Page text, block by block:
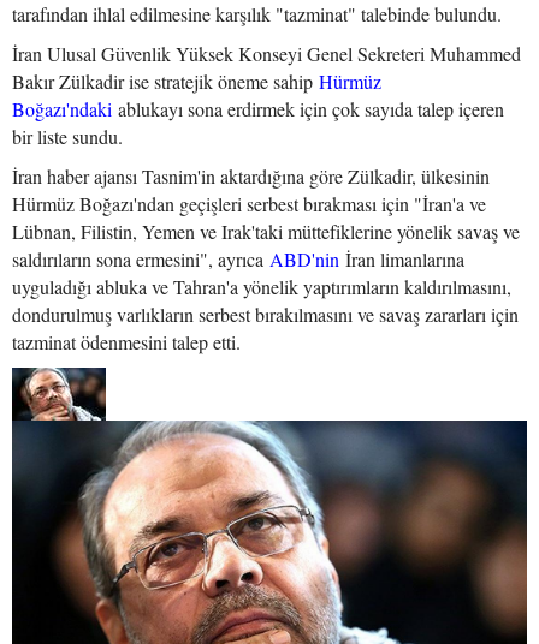
tarafından ihlal edilmesine karşılık "tazminat" talebinde bulundu.
İran Ulusal Güvenlik Yüksek Konseyi Genel Sekreteri Muhammed
Bakır Zülkadir ise stratejik öneme sahip Hürmüz
Boğazı'ndaki ablukayı sona erdirmek için çok sayıda talep içeren
bir liste sundu.
İran haber ajansı Tasnim'in aktardığına göre Zülkadir, ülkesinin
Hürmüz Boğazı'ndan geçişleri serbest bırakması için "İran'a ve
Lübnan, Filistin, Yemen ve Irak'taki müttefiklerine yönelik savaş ve
saldırıların sona ermesini", ayrıca ABD'nin İran limanlarına
uyguladığı abluka ve Tahran'a yönelik yaptırımların kaldırılmasını,
dondurulmuş varlıkların serbest bırakılmasını ve savaş zararları için
tazminat ödenmesini talep etti.